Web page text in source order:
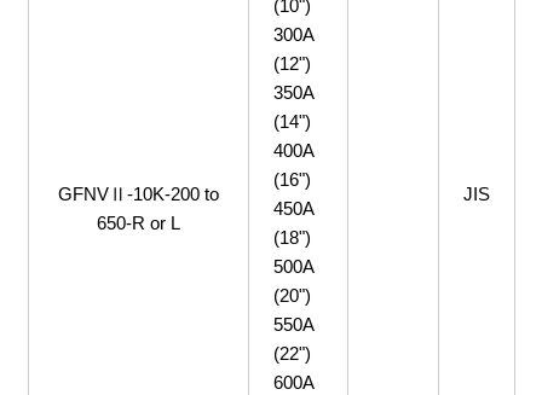
GFNVⅡ-10K-200 to
650-R or L
(10")
300A
(12")
350A
(14")
400A
(16")
450A
(18")
500A
(20")
550A
(22")
600A
JIS